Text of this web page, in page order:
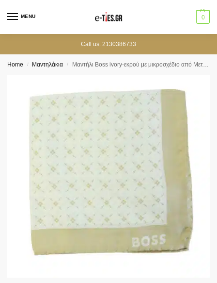
MENU 0
Call us: 2130386733
Home / Μαντηλάκια / Mαντήλι Boss ivory-εκρού με μικροσχέδιο από Μετάξι και Βισκόζη 33 εκ.